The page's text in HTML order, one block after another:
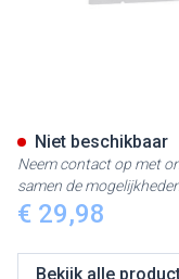
€ 29,98
Niet beschikbaar
Neem contact op met
samen de
Bekijk alle